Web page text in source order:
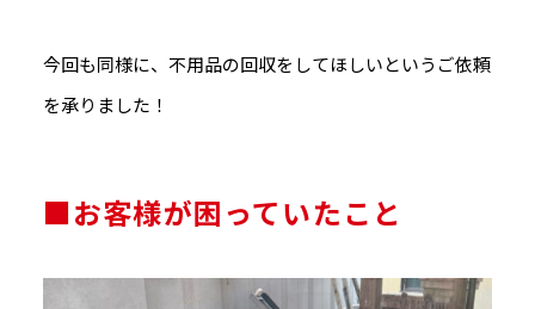
今回も同様に、不用品の回収をしてほしいというご依頼
を承りました！
■お客様が困っていたこと